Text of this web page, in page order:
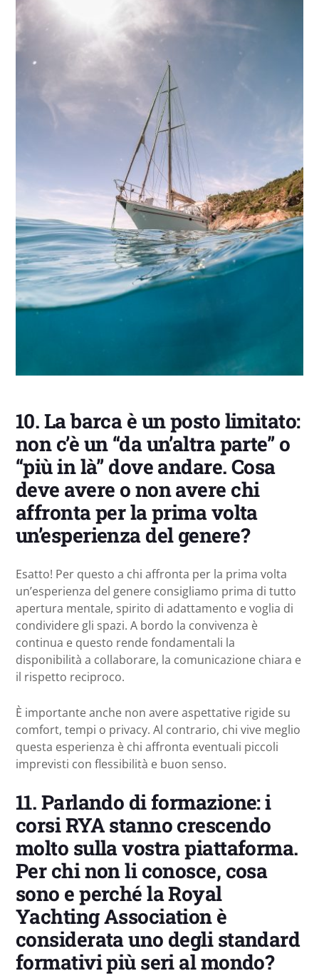
10.La barca è un posto limitato:
non c’è un “da un’altra parte” o
“più in là” dove andare. Cosa
deve avere o non avere chi
affronta per la prima volta
un’esperienza del genere?
Esatto! Per questo a chi affronta per la prima volta
un’esperienza del genere consigliamo prima di tutto
apertura mentale, spirito di adattamento e voglia di
condividere gli spazi. A bordo la convivenza è
continua e questo rende fondamentali la
disponibilità a collaborare, la comunicazione chiara e
il rispetto reciproco.
È importante anche non avere aspettative rigide su
comfort, tempi o privacy. Al contrario, chi vive meglio
questa esperienza è chi affronta eventuali piccoli
imprevisti con flessibilità e buon senso.
11.Parlando di formazione: i
corsi RYA stanno crescendo
molto sulla vostra piattaforma.
Per chi non li conosce, cosa
sono e perché la Royal
Yachting Association è
considerata uno degli standard
formativi più seri al mondo?